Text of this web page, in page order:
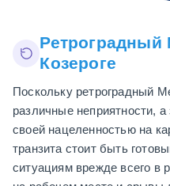
Ретроградный
Козероге
Поскольку ретроградный
различные неприятности, а
своей нацеленностью на
транзита стоит быть
ситуациям врежде всего в